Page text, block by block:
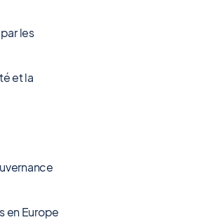
les
et la
en Europe